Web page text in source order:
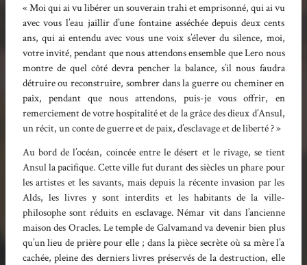
« Moi qui ai vu libérer un souverain trahi et emprisonné, qui ai vu
avec vous l’eau jaillir d’une fontaine asséchée depuis deux cents
ans, qui ai entendu avec vous une voix s’élever du silence, moi,
votre invité, pendant que nous attendons ensemble que Lero nous
montre de quel côté devra pencher la balance, s’il nous faudra
détruire ou reconstruire, sombrer dans la guerre ou cheminer en
paix, pendant que nous attendons, puis-je vous offrir, en
remerciement de votre hospitalité et de la grâce des dieux d’Ansul,
un récit, un conte de guerre et de paix, d’esclavage et de liberté ? »
Au bord de l’océan, coincée entre le désert et le rivage, se tient
Ansul la pacifique. Cette ville fut durant des siècles un phare pour
les artistes et les savants, mais depuis la récente invasion par les
Alds, les livres y sont interdits et les habitants de la ville-
philosophe sont réduits en esclavage. Némar vit dans l’ancienne
maison des Oracles. Le temple de Galvamand va devenir bien plus
qu’un lieu de prière pour elle ; dans la pièce secrète où sa mère l’a
cachée, pleine des derniers livres préservés de la destruction, elle